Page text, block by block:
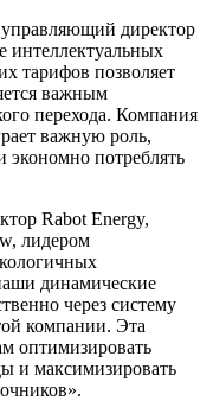
директор
интеллектуальных
тарифов позволяет
важным
перехода. Компания
важную роль,
экономно потреблять
Rabot Energy,
лидером
динамические
через систему
компании. Эта
оптимизировать
и максимизировать